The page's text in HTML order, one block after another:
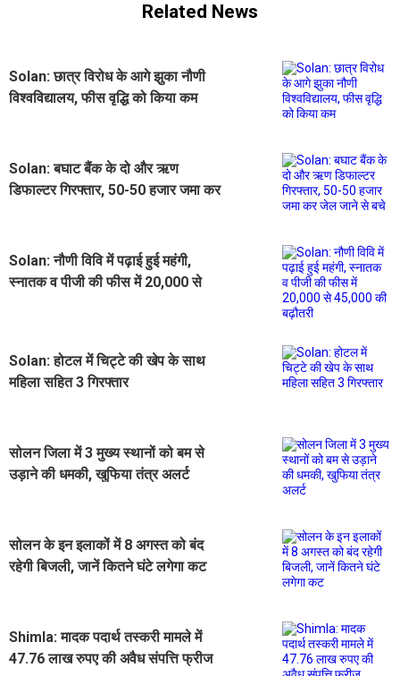
Related News
Solan: छात्र विरोध के आगे झुका नौणी
विश्वविद्यालय, फीस वृद्धि को किया कम
Solan: बघाट बैंक के दो और ऋण
डिफाल्टर गिरफ्तार, 50-50 हजार जमा कर
Solan: नौणी विवि में पढ़ाई हुई महंगी,
स्नातक व पीजी की फीस में 20,000 से
Solan: होटल में चिट्टे की खेप के साथ
महिला सहित 3 गिरफ्तार
सोलन जिला में 3 मुख्य स्थानों को बम से
उड़ाने की धमकी, खुफिया तंत्र अलर्ट
सोलन के इन इलाकों में 8 अगस्त को बंद
रहेगी बिजली, जानें कितने घंटे लगेगा कट
Shimla: मादक पदार्थ तस्करी मामले में
47.76 लाख रुपए की अवैध संपत्ति फ्रीज